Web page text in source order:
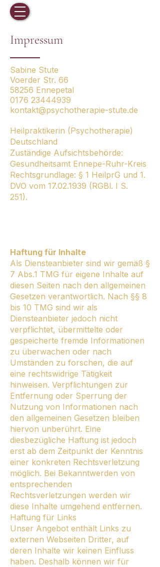
Impressum
Sabine Stute
Voerder Str. 66
58256 Ennepetal
0176 23444939
kontakt@psychotherapie-stute.de
Heilpraktikerin (Psychotherapie)
Deutschland
Zuständige Aufsichtsbehörde:
Gesundheitsamt Ennepe-Ruhr-Kreis
Rechtsgrundlage: § 1 HeilprG und 1.
DVO vom 17.02.1939 (RGBl. I S.
251).
Haftung für Inhalte
Als Diensteanbieter sind wir gemäß §
7 Abs.1 TMG für eigene Inhalte auf
diesen Seiten nach den allgemeinen
Gesetzen verantwortlich. Nach §§ 8
bis 10 TMG sind wir als
Diensteanbieter jedoch nicht
verpflichtet, übermittelte oder
gespeicherte fremde Informationen
zu überwachen oder nach
Umständen zu forschen, die auf
eine rechtswidrige Tätigkeit
hinweisen. Verpflichtungen zur
Entfernung oder Sperrung der
Nutzung von Informationen nach
den allgemeinen Gesetzen bleiben
hiervon unberührt. Eine
diesbezügliche Haftung ist jedoch
erst ab dem Zeitpunkt der Kenntnis
einer konkreten Rechtsverletzung
möglich. Bei Bekanntwerden von
entsprechenden
Rechtsverletzungen werden wir
diese Inhalte umgehend entfernen.
Haftung für Links
Unser Angebot enthält Links zu
externen Webseiten Dritter, auf
deren Inhalte wir keinen Einfluss
haben. Deshalb können wir für